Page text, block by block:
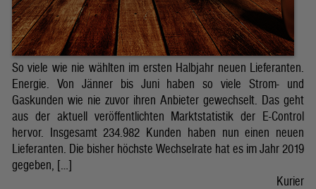
So viele wie nie wählten im ersten Halbjahr neuen Lieferanten.
Energie. Von Jänner bis Juni haben so viele Strom- und
Gaskunden wie nie zuvor ihren Anbieter gewechselt. Das geht
aus der aktuell veröffentlichten Marktstatistik der E-Control
hervor. Insgesamt 234.982 Kunden haben nun einen neuen
Lieferanten. Die bisher höchste Wechselrate hat es im Jahr 2019
gegeben, […]
Kurier